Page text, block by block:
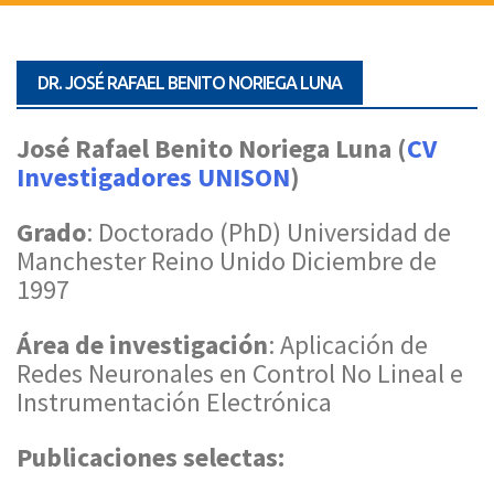
DR. JOSÉ RAFAEL BENITO NORIEGA LUNA
José Rafael Benito Noriega Luna (CV
Investigadores UNISON)
Grado: Doctorado (PhD) Universidad de
Manchester Reino Unido Diciembre de
1997
Área de investigación: Aplicación de
Redes Neuronales en Control No Lineal e
Instrumentación Electrónica
Publicaciones selectas: